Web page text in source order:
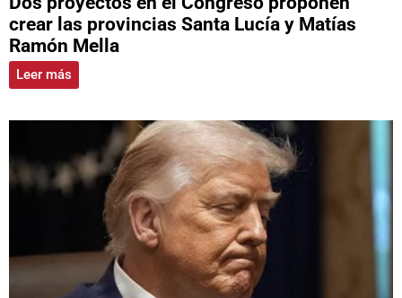
crear las provincias Santa Lucía y Matías
Ramón Mella
Leer más